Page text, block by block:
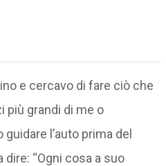
e cercavo di fare ciò che
più grandi di me o
l’auto prima del
“Ogni cosa a suo